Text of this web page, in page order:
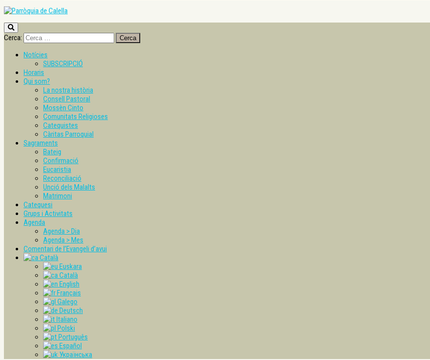
Cerca:
Notícies
SUBSCRIPCIÓ
Horaris
Qui som?
La nostra història
Consell Pastoral
Mossèn Cinto
Comunitats Religioses
Catequistes
Càritas Parroquial
Sagraments
Bateig
Confirmació
Eucaristia
Reconciliació
Unció dels Malalts
Matrimoni
Catequesi
Grups i Activitats
Agenda
Agenda > Dia
Agenda > Mes
Comentari de l’Evangeli d’avui
Català
Euskara
Català
English
Français
Galego
Deutsch
Italiano
Polski
Português
Español
Українська